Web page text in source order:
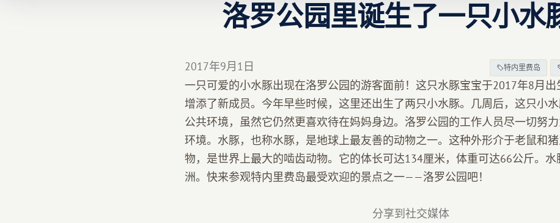
洛罗公园里诞生了一只小水
2017年9月1日 特内里费岛
一只可爱的小水豚出现在洛罗公园的游客面前！这只水豚宝宝于2017年8月出
增添了新成员。今年早些时候，这里还出生了两只小水豚。几周后，这只小
公共环境，虽然它仍然更喜欢待在妈妈身边。洛罗公园的工作人员尽一切努
环境。水豚，也称水豚，是地球上最友善的动物之一。这种外形介于老鼠和
物，是世界上最大的啮齿动物。它的体长可达134厘米，体重可达66公斤。水
洲。快来参观特内里费岛最受欢迎的景点之一——洛罗公园吧！
分享到社交媒体